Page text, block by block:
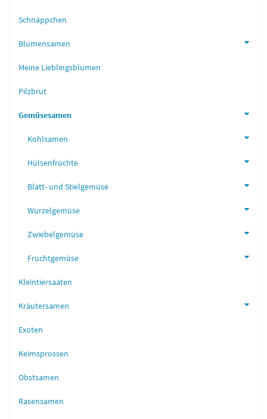
Schnäppchen
Blumensamen
Meine Lieblingsblumen
Pilzbrut
Gemüsesamen
Kohlsamen
Hülsenfrüchte
Blatt- und Stielgemüse
Wurzelgemüse
Zwiebelgemüse
Fruchtgemüse
Kleintiersaaten
Kräutersamen
Exoten
Keimsprossen
Obstsamen
Rasensamen